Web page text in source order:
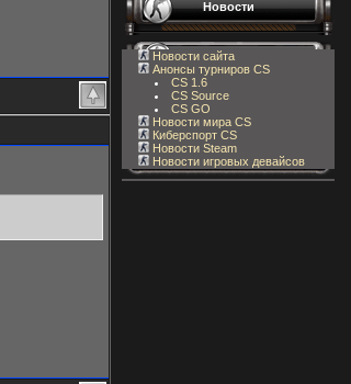
Новости
Новости сайта
Анонсы турниров CS
CS 1.6
CS Source
CS GO
Новости мира CS
Киберспорт CS
Новости Steam
Новости игровых девайсов